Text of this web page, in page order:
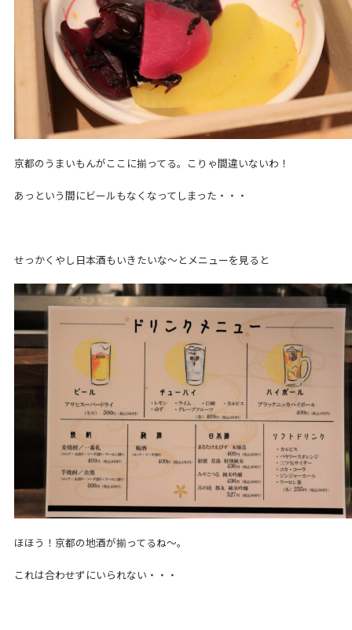
京都のうまいもんがここに揃ってる。こりゃ間違いないわ！
あっという間にビールもなくなってしまった・・・
せっかくやし日本酒もいきたいな～とメニューを見ると
ほほう！京都の地酒が揃ってるね～。
これは合わせずにいられない・・・